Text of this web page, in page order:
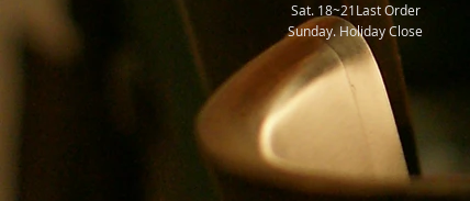
Sat. 18~21Last Order
​Sunday. Holiday Close